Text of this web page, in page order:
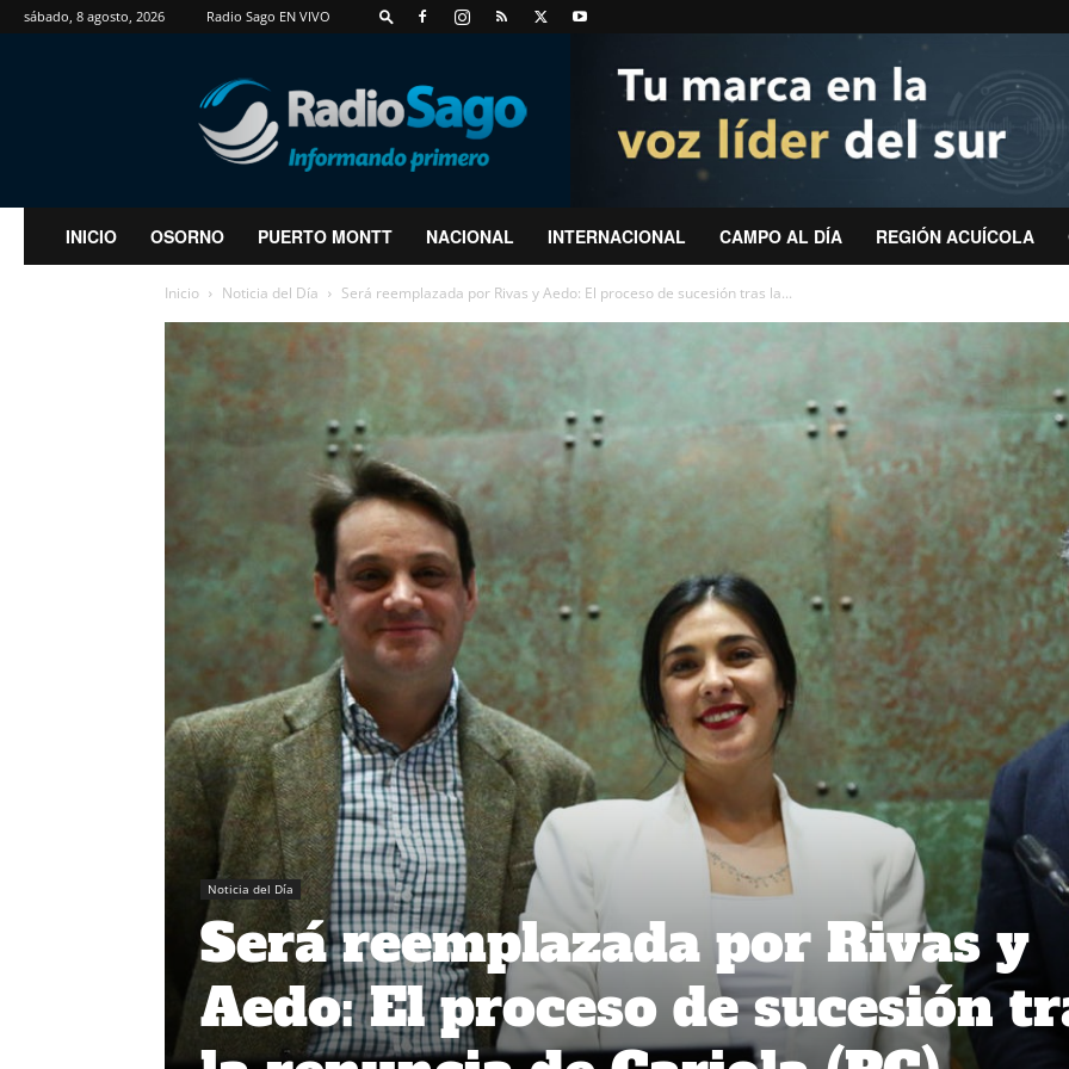
sábado, 8 agosto, 2026 Radio Sago EN VIVO
RadioSago
INICIO OSORNO PUERTO MONTT NACIONAL INTERNACIONAL CAMPO AL DÍA REGIÓN ACUÍCOLA
Inicio Noticia del Día Será reemplazada por Rivas y Aedo: El proceso de sucesión tras la...
Noticia del Día
Será reemplazada por Rivas y
Aedo: El proceso de sucesión